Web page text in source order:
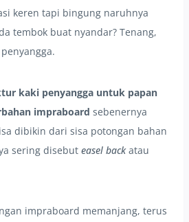
keren tapi bingung naruhnya
tembok buat nyandar? Tenang,
kaki penyangga untuk papan
impraboard sebenernya
dibikin dari sisa potongan bahan
sering disebut easel backatau
impraboard memanjang, terus